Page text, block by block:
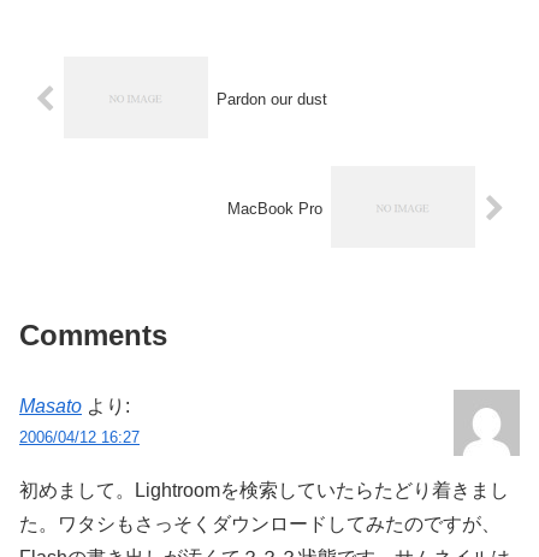
Pardon our dust
MacBook Pro
Comments
Masato より:
2006/04/12 16:27
初めまして。Lightroomを検索していたらたどり着きまし
た。ワタシもさっそくダウンロードしてみたのですが、